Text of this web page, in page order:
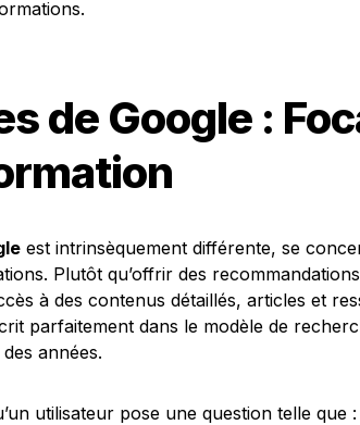
de Google :
est intrinsèquement différente, se
Plutôt qu’offrir des recommandations
à des contenus détaillés, articles et
parfaitement dans le modèle de
années.
utilisateur pose une question telle que :